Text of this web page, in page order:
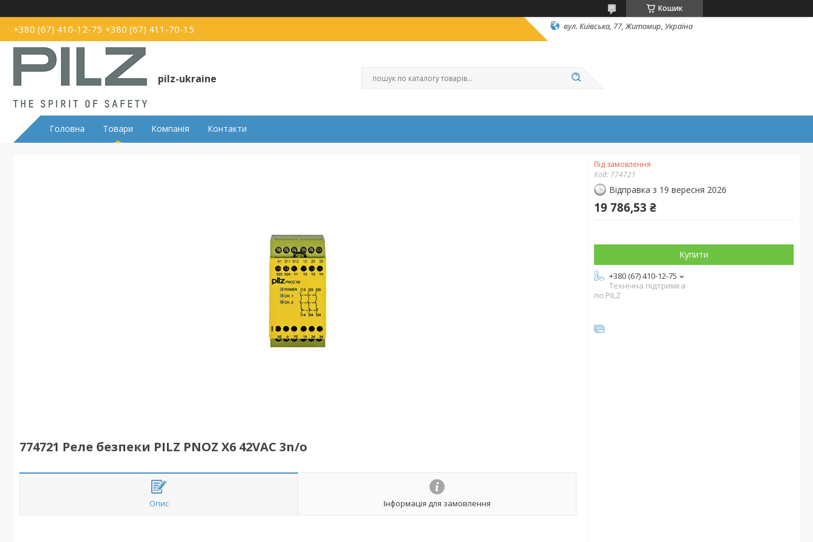
Кошик
+380 (67) 410-12-75 +380 (67) 411-70-15 вул. Київська, 77, Житомир, Україна
pilz-ukraine
Головна Товари Компанія Контакти
774721 Реле безпеки PILZ PNOZ X6 42VAC 3n/o
Опис Інформація для замовлення
Під замовлення
Код: 774721
Відправка з 19 вересня 2026
19 786,53 ₴
Купити
+380 (67) 410-12-75
Технічна підтримка
по PILZ